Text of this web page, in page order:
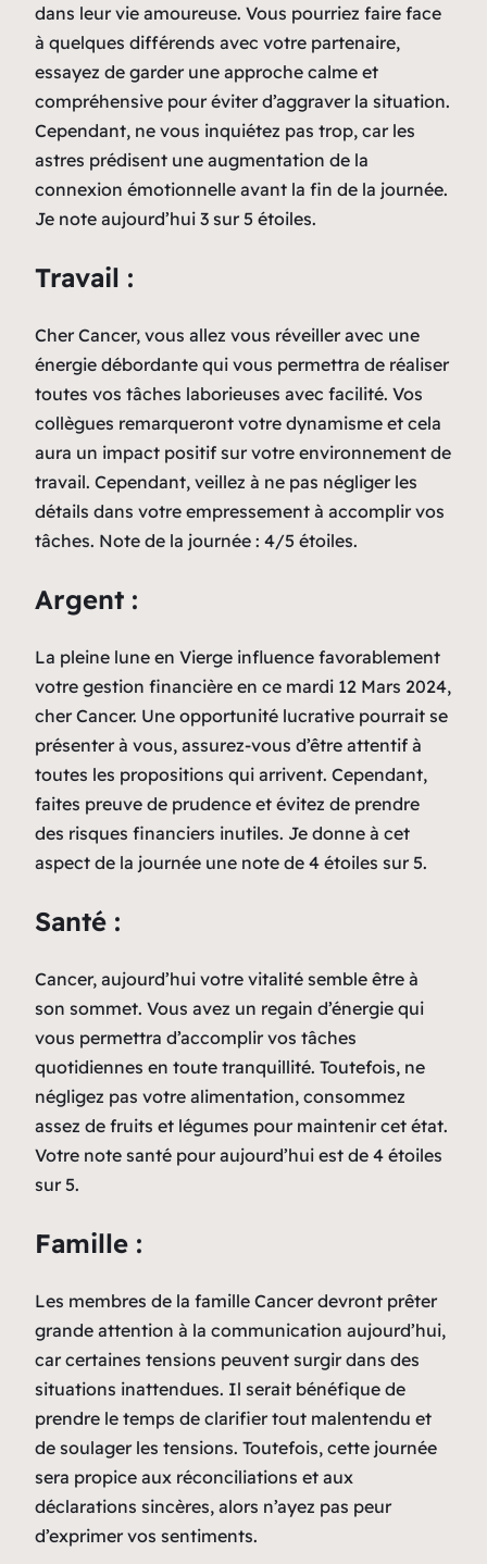
dans leur vie amoureuse. Vous pourriez faire face
à quelques différends avec votre partenaire,
essayez de garder une approche calme et
compréhensive pour éviter d’aggraver la situation.
Cependant, ne vous inquiétez pas trop, car les
astres prédisent une augmentation de la
connexion émotionnelle avant la fin de la journée.
Je note aujourd’hui 3 sur 5 étoiles.
Travail :
Cher Cancer, vous allez vous réveiller avec une
énergie débordante qui vous permettra de réaliser
toutes vos tâches laborieuses avec facilité. Vos
collègues remarqueront votre dynamisme et cela
aura un impact positif sur votre environnement de
travail. Cependant, veillez à ne pas négliger les
détails dans votre empressement à accomplir vos
tâches. Note de la journée : 4/5 étoiles.
Argent :
La pleine lune en Vierge influence favorablement
votre gestion financière en ce mardi 12 Mars 2024,
cher Cancer. Une opportunité lucrative pourrait se
présenter à vous, assurez-vous d’être attentif à
toutes les propositions qui arrivent. Cependant,
faites preuve de prudence et évitez de prendre
des risques financiers inutiles. Je donne à cet
aspect de la journée une note de 4 étoiles sur 5.
Santé :
Cancer, aujourd’hui votre vitalité semble être à
son sommet. Vous avez un regain d’énergie qui
vous permettra d’accomplir vos tâches
quotidiennes en toute tranquillité. Toutefois, ne
négligez pas votre alimentation, consommez
assez de fruits et légumes pour maintenir cet état.
Votre note santé pour aujourd’hui est de 4 étoiles
sur 5.
Famille :
Les membres de la famille Cancer devront prêter
grande attention à la communication aujourd’hui,
car certaines tensions peuvent surgir dans des
situations inattendues. Il serait bénéfique de
prendre le temps de clarifier tout malentendu et
de soulager les tensions. Toutefois, cette journée
sera propice aux réconciliations et aux
déclarations sincères, alors n’ayez pas peur
d’exprimer vos sentiments.